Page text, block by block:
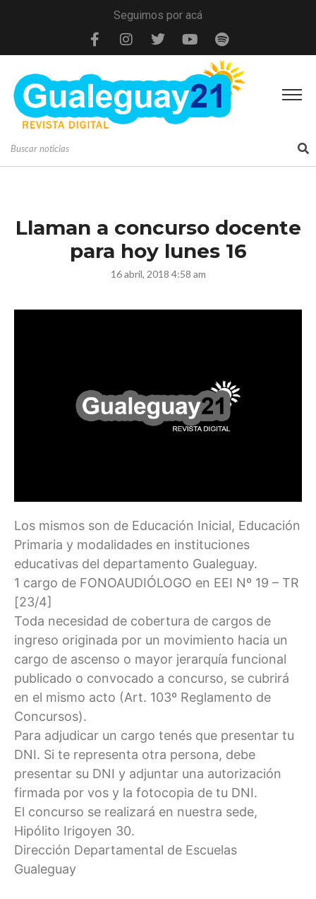
Seguimos por acá
Llaman a concurso docente
para hoy lunes 16
16 abril, 2018 4:58 am
Los mismos son de Educación Inicial, Educación
Primaria y modalidades en instituciones
educativas del departamento Gualeguay.
1 cargo de FONOAUDIÓLOGO en EEI Nº 19 – TR
[23/4]
Toda necesidad de cobertura de cargos de
ingreso originada por un movimiento hacia un
cargo de ascenso o mayor jerarquía funcional
publicado o convocado a concurso, se cubrirá
en el mismo acto (Art. 103º Reglamento de
Concursos).
Para adjudicar un cargo tenés que presentar tu
DNI. Si te representa otra persona, debe
presentar su DNI y adjuntar una autorización
firmada por vos y la fotocopia de tu DNI.
El concurso se realizará en nuestra sede,
Hipólito Irigoyen 30.
Dirección Departamental de Escuelas
Gualeguay